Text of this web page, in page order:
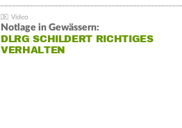
Notlage in Gewässern:
DLRG SCHILDERT RICHTIGES
VERHALTEN